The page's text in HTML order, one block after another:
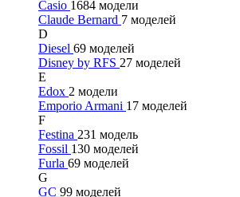
Casio 1684 модели
Claude Bernard 7 моделей
D
Diesel 69 моделей
Disney by RFS 27 моделей
E
Edox 2 модели
Emporio Armani 17 моделей
F
Festina 231 модель
Fossil 130 моделей
Furla 69 моделей
G
GC 99 моделей